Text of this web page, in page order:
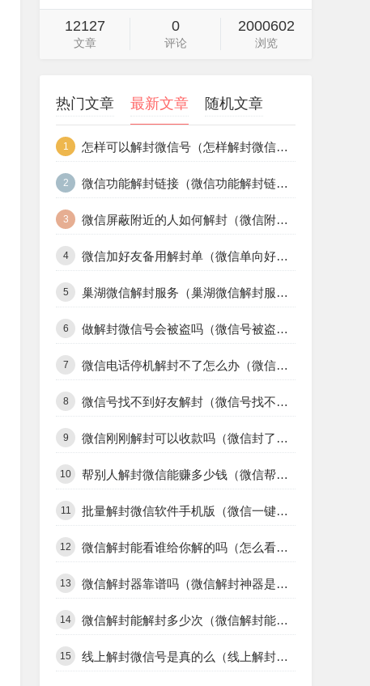
12127
文章
0
评论
2000602
浏览
热门文章 最新文章 随机文章
1 微信怎么给别人解封账号（怎么帮人微信解封账号）
2 帮微商解封微信（帮微商解封微信号）
3 怎样使用阿里小号解封微信号（用阿里小号可以注册微信吗）
4 微信帮别人解封要身份证（微信是别人实名,解封需要身份证该怎么办）
5 微信解封员真的假的（微信解封员是什么意思）
6 微信群被人举报了怎么解封（把微信群举报了怎么解封）
7 手把手教你微信解封好友辅助验证（微信好友辅助验证解封过程）
8 包含解封微信为什么要人脸识的词条
9 微信账号保护多久会自动解封（微信封了多久会自动解封）
10 微信帮好友解封提示绑卡信息不一致（微信辅助好友验证绑卡信息不一致）
11 微信辅助解封软件黑科技（微信辅助解封程序）
12 好友辅助申请解封微信（好友辅助申请解封微信要多久）
13 怎么查看别人微信解封记录（怎么看自己微信解封别人的记录）
14 帮微信好友解封对方恶意贷款（帮微信好友解封对方恶意贷款怎么解封）
15 扫码解封微信红包（扫码解封微信号）